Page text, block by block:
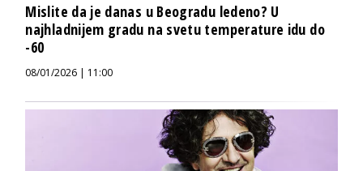
Mislite da je danas u Beogradu ledeno? U
najhladnijem gradu na svetu temperature idu do
-60
08/01/2026 | 11:00